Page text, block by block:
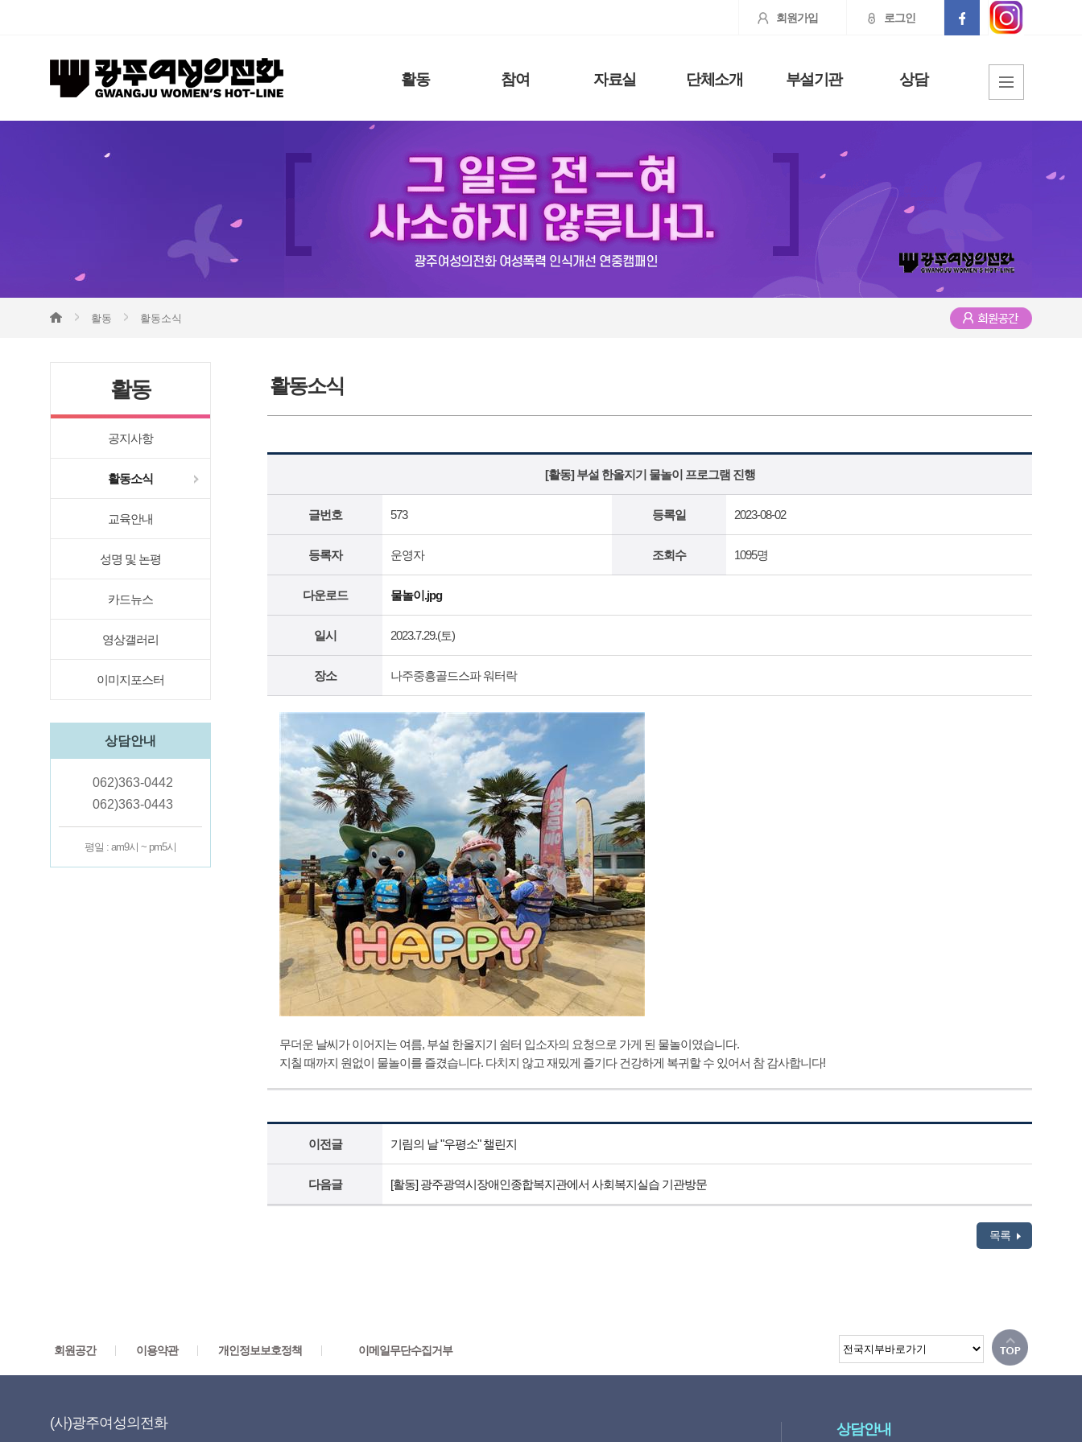
회원가입 로그인
활동 참여 자료실 단체소개 부설기관 상담
활동 활동소식
활동
공지사항
활동소식
교육안내
성명 및 논평
카드뉴스
영상갤러리
이미지포스터
상담안내
062)363-0442
062)363-0443
평일 : am9시 ~ pm5시
활동소식
[활동] 부설 한올지기 물놀이 프로그램 진행
글번호 573 등록일 2023-08-02
등록자 운영자 조회수 1095명
다운로드 물놀이.jpg
일시 2023.7.29.(토)
장소 나주중흥골드스파 워터락
무더운 날씨가 이어지는 여름, 부설 한올지기 쉼터 입소자의 요청으로 가게 된 물놀이였습니다.
지칠 때까지 원없이 물놀이를 즐겼습니다. 다치지 않고 재밌게 즐기다 건강하게 복귀할 수 있어서 참 감사합니다!
이전글 기림의 날 "우평소" 챌린지
다음글 [활동] 광주광역시장애인종합복지관에서 사회복지실습 기관방문
목록
회원공간 이용약관 개인정보보호정책 이메일무단수집거부
(사)광주여성의전화 상담안내